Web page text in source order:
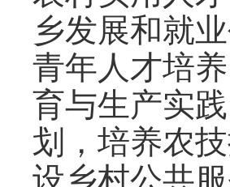
乡发展和就
青年人才培
育与生产实
划，培养农
设乡村公共